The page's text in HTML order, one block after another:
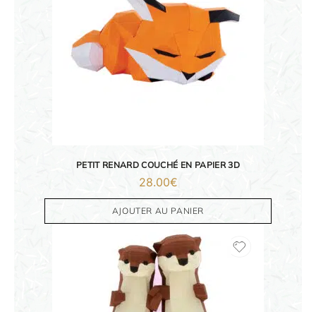
PETIT RENARD COUCHÉ EN PAPIER 3D
28.00€
AJOUTER AU PANIER